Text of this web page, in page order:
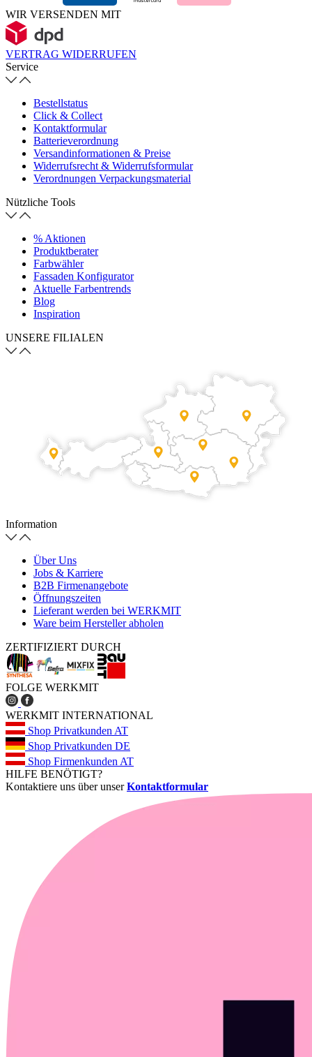
WIR VERSENDEN MIT
VERTRAG WIDERRUFEN
Service
Bestellstatus
Click & Collect
Kontaktformular
Batterieverordnung
Versandinformationen & Preise
Widerrufsrecht & Widerrufsformular
Verordnungen Verpackungsmaterial
Nützliche Tools
% Aktionen
Produktberater
Farbwähler
Fassaden Konfigurator
Aktuelle Farbentrends
Blog
Inspiration
UNSERE FILIALEN
Information
Über Uns
Jobs & Karriere
B2B Firmenangebote
Öffnungszeiten
Lieferant werden bei WERKMIT
Ware beim Hersteller abholen
ZERTIFIZIERT DURCH
FOLGE WERKMIT
WERKMIT INTERNATIONAL
Shop Privatkunden AT
Shop Privatkunden DE
Shop Firmenkunden AT
HILFE BENÖTIGT?
Kontaktiere uns über unserKontaktformular